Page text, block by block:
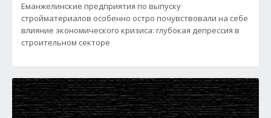
Еманжелинские предприятия по выпуску
стройматериалов особенно остро почувствовали на себе
влияние экономического кризиса: глубокая депрессия в
строительном секторе